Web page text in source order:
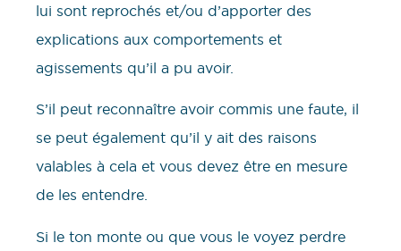
lui sont reprochés et/ou d’apporter des
explications aux comportements et
agissements qu’il a pu avoir.
S’il peut reconnaître avoir commis une faute, il
se peut également qu’il y ait des raisons
valables à cela et vous devez être en mesure
de les entendre.
Si le ton monte ou que vous le voyez perdre